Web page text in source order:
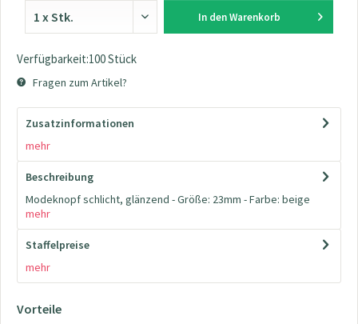
In den Warenkorb
Verfügbarkeit:100 Stück
Fragen zum Artikel?
Zusatzinformationen
mehr
Beschreibung
Modeknopf schlicht, glänzend - Größe: 23mm - Farbe: beige
mehr
Staffelpreise
mehr
Vorteile